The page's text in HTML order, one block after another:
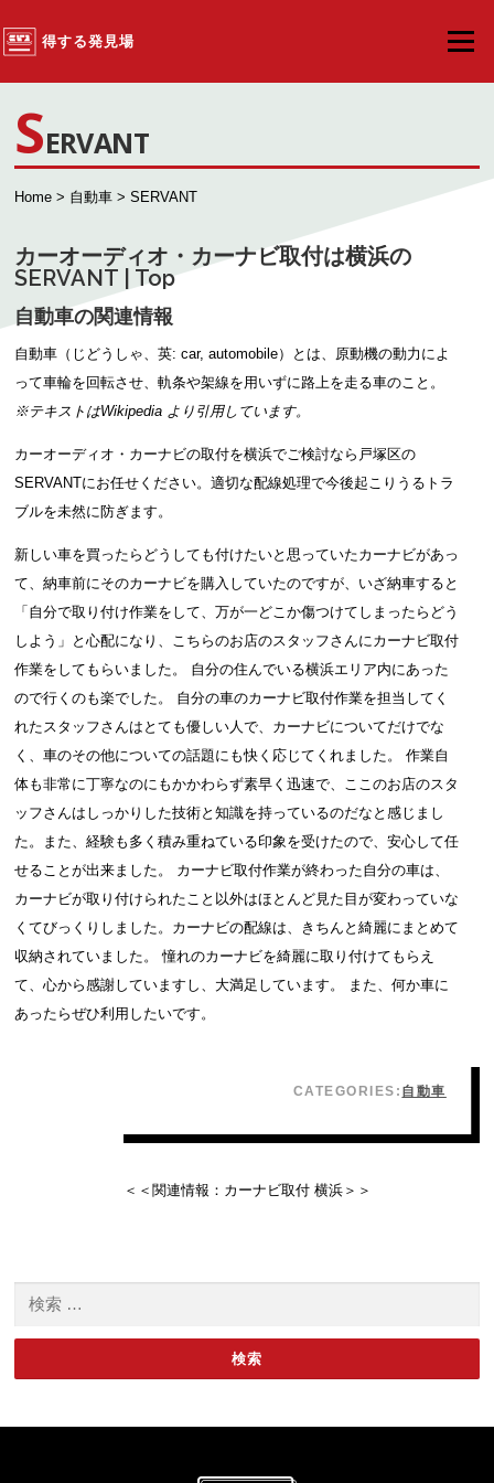
得する発見場
メニュ
SERVANT
Home > 自動車 > SERVANT
カーオーディオ・カーナビ取付は横浜の
SERVANT | Top
自動車の関連情報
自動車（じどうしゃ、英: car, automobile）とは、原動機の動力によ
って車輪を回転させ、軌条や架線を用いずに路上を走る車のこと。
※テキストはWikipedia より引用しています。
カーオーディオ・カーナビの取付を横浜でご検討なら戸塚区の
SERVANTにお任せください。適切な配線処理で今後起こりうるトラ
ブルを未然に防ぎます。
新しい車を買ったらどうしても付けたいと思っていたカーナビがあっ
て、納車前にそのカーナビを購入していたのですが、いざ納車すると
「自分で取り付け作業をして、万が一どこか傷つけてしまったらどう
しよう」と心配になり、こちらのお店のスタッフさんにカーナビ取付
作業をしてもらいました。 自分の住んでいる横浜エリア内にあった
ので行くのも楽でした。 自分の車のカーナビ取付作業を担当してく
れたスタッフさんはとても優しい人で、カーナビについてだけでな
く、車のその他についての話題にも快く応じてくれました。 作業自
体も非常に丁寧なのにもかかわらず素早く迅速で、ここのお店のスタ
ッフさんはしっかりした技術と知識を持っているのだなと感じまし
た。また、経験も多く積み重ねている印象を受けたので、安心して任
せることが出来ました。 カーナビ取付作業が終わった自分の車は、
カーナビが取り付けられたこと以外はほとんど見た目が変わっていな
くてびっくりしました。カーナビの配線は、きちんと綺麗にまとめて
収納されていました。 憧れのカーナビを綺麗に取り付けてもらえ
て、心から感謝していますし、大満足しています。 また、何か車に
あったらぜひ利用したいです。
CATEGORIES: 自動車
＜＜関連情報： カーナビ取付 横浜＞＞
検索: